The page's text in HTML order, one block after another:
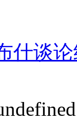
什谈